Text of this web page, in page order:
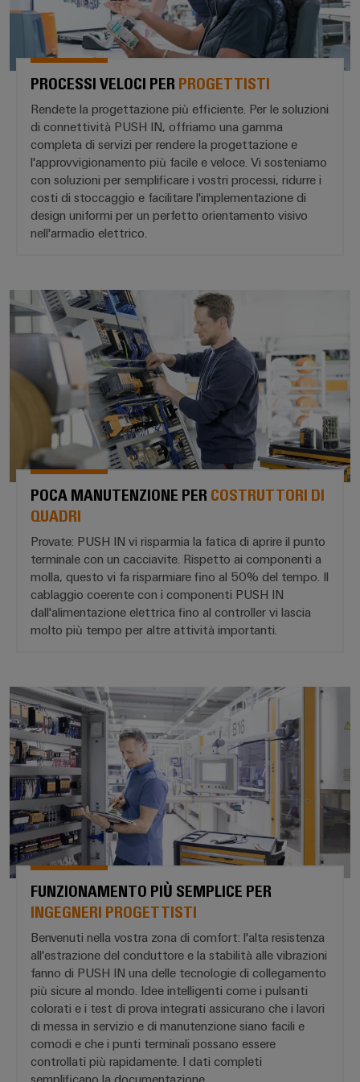
Stoccaggio
di
energia
Soluzioni
e
prodotti
per
sistemi
di
stoccaggio
energetico
(ESS)
distribuzione
Stabilità
e
sicurezza
energetiche
moderne
Trattamento
dell’acqua
e
delle
acque
reflue
Soluzioni
per
l’industria
dell’acqua
e
delle
Oil
&
Gas
Garantire
la
sicurezza
di
funzionamento
con
soluzioni
in
rete
per
l'industria
di
processo
Misurazione
dell'energia
Weidmüller
Industrial
AI
Accesso
remoto
Piattaforma
dei
servizi
Workplace
Accessori
Utensili
Macchine
automatiche
Stampanti
industriali
Software
Marcatori
Illuminazione
Infrastruttura
del
quadro
elettrico
Servizio
di
assemblaggio
Guide
per
preassemblate
Custodie
modificate
e
dotate
Cavi
PROCESSI VELOCI PER PROGETTISTI
Rendete la progettazione più efficiente. Per le soluzioni
di connettività PUSH IN, offriamo una gamma
completa di servizi per rendere la progettazione e
l'approvvigionamento più facile e veloce. Vi sosteniamo
con soluzioni per semplificare i vostri processi, ridurre i
costi di stoccaggio e facilitare l'implementazione di
design uniformi per un perfetto orientamento visivo
nell'armadio elettrico.
POCA MANUTENZIONE PER
POCA MANUTENZIONE PER COSTRUTTORI DI
QUADRI
Provate: PUSH IN vi risparmia la fatica di aprire il punto
terminale con un cacciavite. Rispetto ai componenti a
molla, questo vi fa risparmiare fino al 50% del tempo. Il
cablaggio coerente con i componenti PUSH IN
dall'alimentazione elettrica fino al controller vi lascia
molto più tempo per altre attività importanti.
FUNZIONAMENTO PIÙ
FUNZIONAMENTO PIÙ SEMPLICE PER
INGEGNERI PROGETTISTI
Benvenuti nella vostra zona di comfort: l'alta resistenza
all'estrazione del conduttore e la stabilità alle vibrazioni
fanno di PUSH IN una delle tecnologie di collegamento
più sicure al mondo. Idee intelligenti come i pulsanti
colorati e i test di prova integrati assicurano che i lavori
di messa in servizio e di manutenzione siano facili e
comodi e che i punti terminali possano essere
controllati più rapidamente. I dati completi